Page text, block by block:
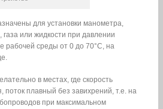
для установки манометра,
или жидкости при давлении
среды от 0 до 70°С, на
в местах, где скорость
плавный без завихрений, т.е. на
при максимальном